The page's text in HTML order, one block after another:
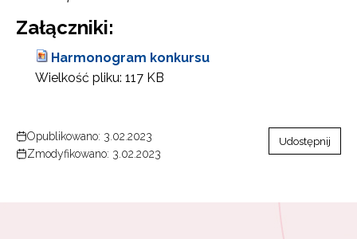
Załączniki:
Harmonogram konkursu
Wielkość pliku: 117 KB
Opublikowano: 3.02.2023
Zmodyfikowano: 3.02.2023
Udostępnij
o szkoleniach i programach.
Adres e-mail:
Zapisuję się